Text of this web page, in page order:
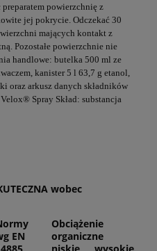
powierzchnię z
jej pokrycie. Odczekać 30
mających kontakt z
Pozostałe powierzchnie nie
handlowe: butelka 500 ml ze
kanister 5 l 63,7 g etanol,
oraz arkusz danych składników
Spray Skład: substancja
wobec
EN
Obciążenie
organiczne